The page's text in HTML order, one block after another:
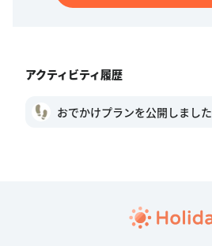
アクティビティ履歴
おでかけプランを公開しました